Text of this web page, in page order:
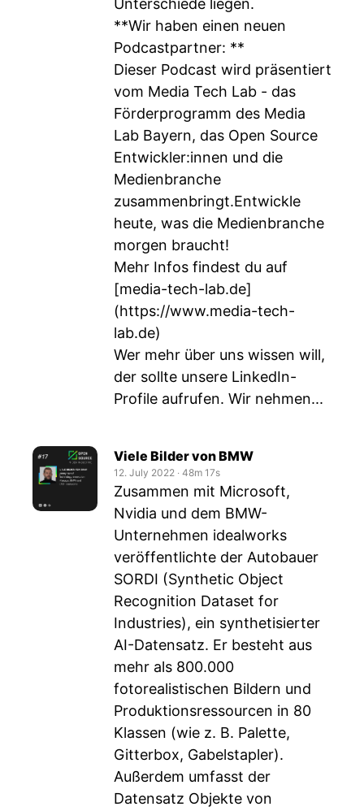
Unterschiede liegen.
**Wir haben einen neuen
Podcastpartner: **
Dieser Podcast wird präsentiert
vom Media Tech Lab - das
Förderprogramm des Media
Lab Bayern, das Open Source
Entwickler:innen und die
Medienbranche
zusammenbringt.Entwickle
heute, was die Medienbranche
morgen braucht!
Mehr Infos findest du auf
[media-tech-lab.de]
(https://www.media-tech-
lab.de)
Wer mehr über uns wissen will,
der sollte unsere LinkedIn-
Profile aufrufen. Wir nehmen...
Viele Bilder von BMW
12. July 2022 ‧ 48m 17s
Zusammen mit Microsoft,
Nvidia und dem BMW-
Unternehmen idealworks
veröffentlichte der Autobauer
SORDI (Synthetic Object
Recognition Dataset for
Industries), ein synthetisierter
AI-Datensatz. Er besteht aus
mehr als 800.000
fotorealistischen Bildern und
Produktionsressourcen in 80
Klassen (wie z. B. Palette,
Gitterbox, Gabelstapler).
Außerdem umfasst der
Datensatz Objekte von